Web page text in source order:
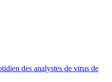
des analystes de virus de